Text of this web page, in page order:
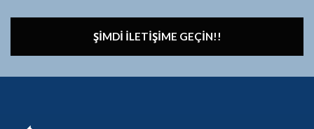
ŞIMDI İLETIŞIME GEÇIN!!